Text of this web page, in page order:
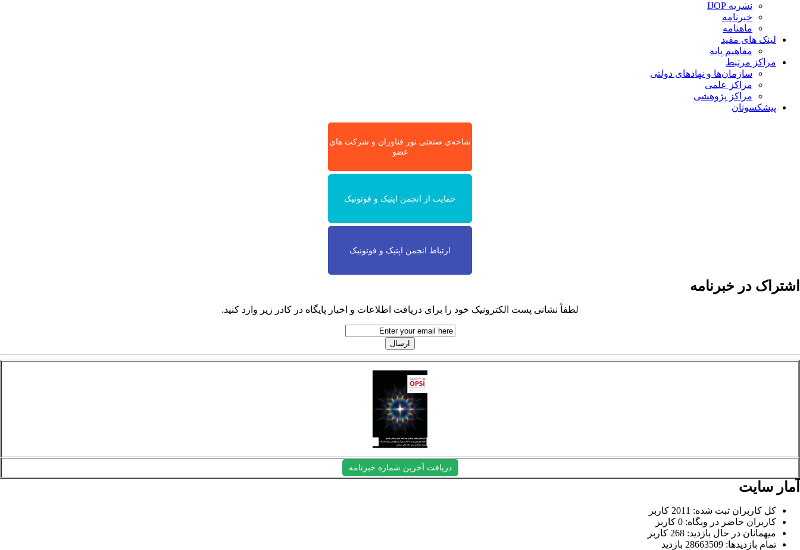
نشریه IJOP
خبرنامه
ماهنامه
لینک های مفید
مفاهیم پایه
مراکز مرتبط
سازمان‌ها و نهادهای دولتی
مراکز علمی
مراکز پژوهشی
پیشکسوتان
شاخه‌ی صنعتی نور فناوران و شرکت های
عضو
حمایت از انجمن اپتیک و فوتونیک
ارتباط انجمن اپتیک و فوتونیک
اشتراک در خبرنامه
لطفاً نشانی پست الکترونیک خود را برای دریافت اطلاعات و اخبار پایگاه در کادر زیر وارد کنید.
دریافت آخرین شماره خبرنامه
آمار سایت
کل کاربران ثبت شده: 2011 کاربر
کاربران حاضر در وبگاه: 0 کاربر
میهمانان در حال بازدید: 268 کاربر
تمام بازدید‌ها: 28663509 بازدید